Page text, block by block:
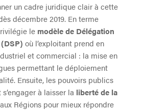
un cadre juridique clair à cette
décembre 2019. En terme
le modèle de Délégation
où l’exploitant prend en
et commercial : la mise en
permettant le déploiement
Ensuite, les pouvoirs publics
à laisser la liberté de la
Régions pour mieux répondre